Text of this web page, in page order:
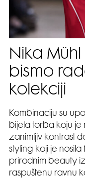
Nika
bismo
kolekciji
Kombinaciju su
bijela torba koju je
zanimljiv kontrast
styling koji je
prirodnim beauty
raspuštenu ravnu